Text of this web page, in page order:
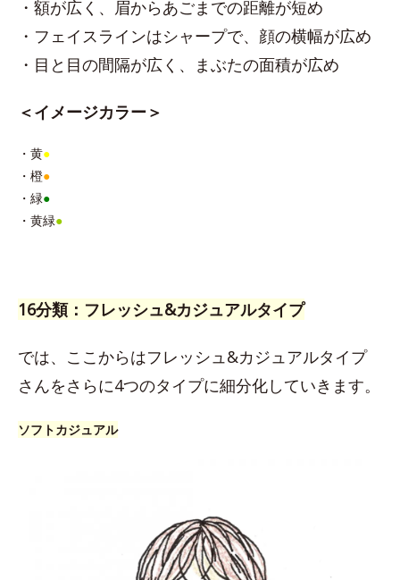
・額が広く、眉からあごまでの距離が短め
・フェイスラインはシャープで、顔の横幅が広め
・目と目の間隔が広く、まぶたの面積が広め
＜イメージカラー＞
・黄●
・橙●
・緑●
・黄緑●
16分類：フレッシュ&カジュアルタイプ
では、ここからはフレッシュ&カジュアルタイプ
さんをさらに4つのタイプに細分化していきます。
ソフトカジュアル